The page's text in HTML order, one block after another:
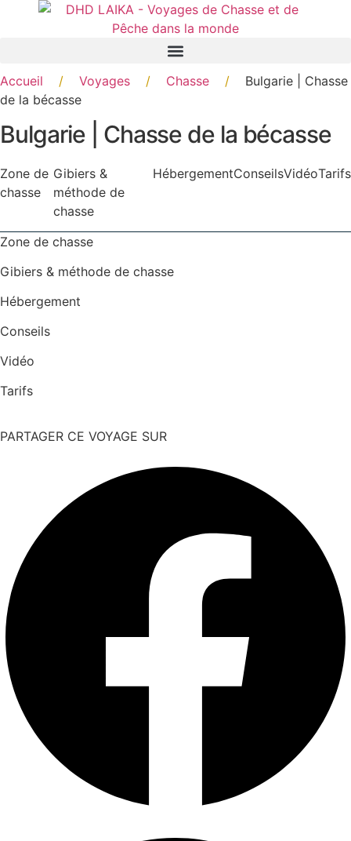
Accueil / Voyages / Chasse /
Bulgarie | Chasse
de la bécasse
Bulgarie | Chasse de la bécasse
Zone de
chasse
Gibiers &
méthode de
chasse
HébergementConseilsVidéoTarifs
Zone de chasse
Gibiers & méthode de chasse
Hébergement
Conseils
Vidéo
Tarifs
PARTAGER CE VOYAGE SUR
Panneau de gestion des cookies